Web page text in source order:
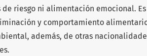
riesgo ni alimentación emocional. Es
y comportamiento
además, de otras